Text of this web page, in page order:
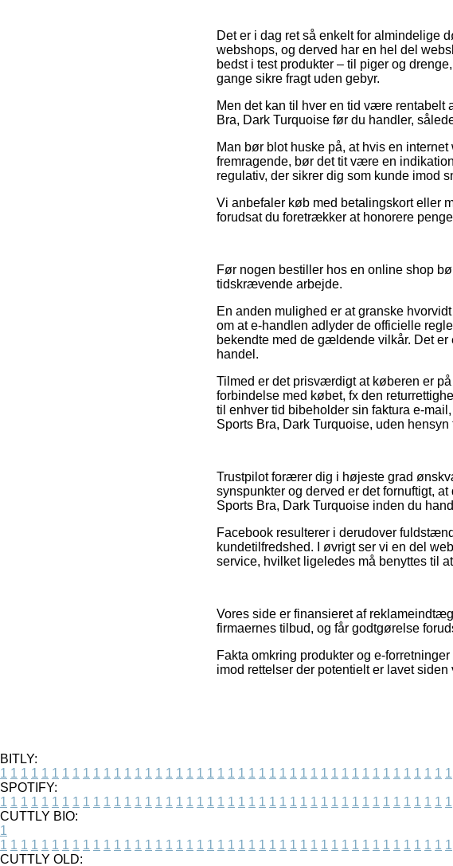
Det er i dag ret så enkelt for almindelige
webshops, og derved har en hel del
bedst i test produkter – til piger og
gange sikre fragt uden gebyr.
Men det kan til hver en tid være rentabelt
Bra, Dark Turquoise før du handler,
Man bør blot huske på, at hvis en
fremragende, bør det tit være en
regulativ, der sikrer dig som kunde imod
Vi anbefaler køb med betalingskort eller
forudsat du foretrækker at honorere
Før nogen bestiller hos en online shop
tidskrævende arbejde.
En anden mulighed er at granske
om at e-handlen adlyder de officielle
bekendte med de gældende vilkår. Det
handel.
Tilmed er det prisværdigt at køberen er
forbindelse med købet, fx den
til enhver tid bibeholder sin faktura e-
Sports Bra, Dark Turquoise, uden
Trustpilot forærer dig i højeste grad
synspunkter og derved er det fornuftigt,
Sports Bra, Dark Turquoise inden du
Facebook resulterer i derudover
kundetilfredshed. I øvrigt ser vi en del
service, hvilket ligeledes må benyttes til
Vores side er finansieret af
firmaernes tilbud, og får godtgørelse
Fakta omkring produkter og e-
imod rettelser der potentielt er lavet
BITLY:
1 1 1 1 1 1 1 1 1 1 1 1 1 1 1 1 1 1 1 1 1 1 1 1 1 1 1 1 1 1 1 1 1 1 1 1 1 1 1 1 1 1 1 1
SPOTIFY:
1 1 1 1 1 1 1 1 1 1 1 1 1 1 1 1 1 1 1 1 1 1 1 1 1 1 1 1 1 1 1 1 1 1 1 1 1 1 1 1 1 1 1 1
CUTTLY BIO:
1
1 1 1 1 1 1 1 1 1 1 1 1 1 1 1 1 1 1 1 1 1 1 1 1 1 1 1 1 1 1 1 1 1 1 1 1 1 1 1 1 1 1 1 1
CUTTLY OLD: